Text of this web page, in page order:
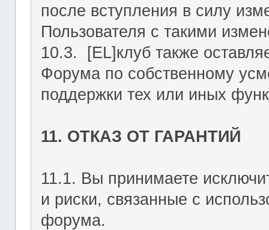
после вступления в силу
Пользователя с такими
10.3. [EL]клуб также
Форума по собственному
поддержки тех или иных
11. ОТКАЗ ОТ ГАРАНТИЙ
11.1. Вы принимаете
и риски, связанные с
форума.